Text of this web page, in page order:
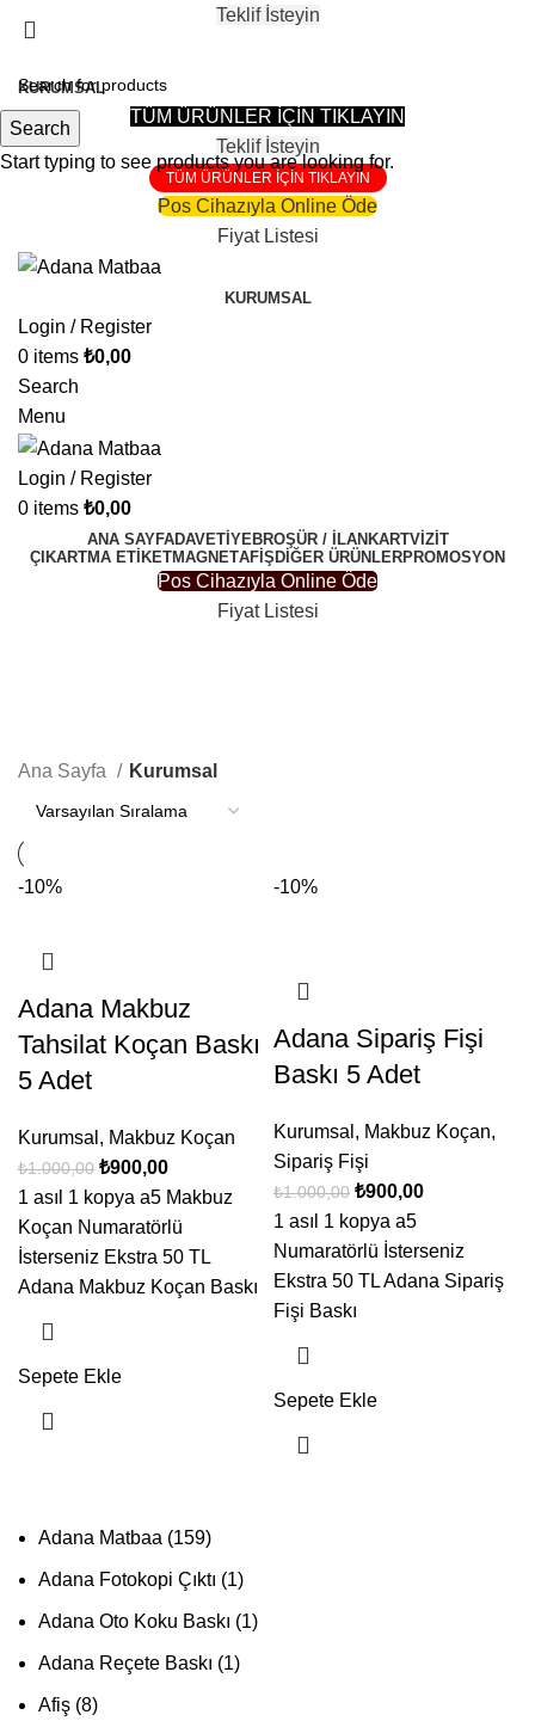
Teklif İsteyin
81 Şehire Teslimat Vardır
KURUMSAL
TÜM ÜRÜNLER İÇİN TIKLAYIN
Teklif İsteyin
TÜM ÜRÜNLER İÇİN TIKLAYIN
Pos Cihazıyla Online Öde
Fiyat Listesi
KURUMSAL
Login / Register
0 items ₺0,00
Search
Menu
Login / Register
0 items ₺0,00
ANA SAYFADAVETIYEBROŞÜR / İLANKARTVIZIT
ÇIKARTMA ETIKETMAGNETAFIŞDIĞER ÜRÜNLERPROMOSYON
Pos Cihazıyla Online Öde
Fiyat Listesi
Adana Matbaa 159
Adana Fotokopi Çıktı 1
Adana Oto Koku Baskı 1
Adana Reçete Baskı 1
Afiş 8
Ana Sayfa Kurumsal
-10%
Adana Makbuz
Tahsilat Koçan Baskı
5 Adet
Kurumsal , Makbuz Koçan
₺1.000,00 ₺900,00
1 asıl 1 kopya a5 Makbuz
Koçan Numaratörlü
İsterseniz Ekstra 50 TL
Adana Makbuz Koçan Baskı
Sepete Ekle
-10%
Adana Sipariş Fişi
Baskı 5 Adet
Kurumsal , Makbuz Koçan,
Sipariş Fişi
₺1.000,00 ₺900,00
1 asıl 1 kopya a5
Numaratörlü İsterseniz
Ekstra 50 TL Adana Sipariş
Fişi Baskı
Sepete Ekle
Search
Start typing to see products you are looking for.